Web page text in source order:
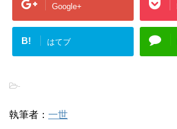
Google+
B! はてブ
-
執筆者： 一世